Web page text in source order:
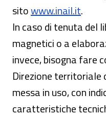
sitowww.inail.it.
In caso di tenuta del
magnetici o a
invece, bisogna fare
Direzione territoriale
messa in uso, con
caratteristiche